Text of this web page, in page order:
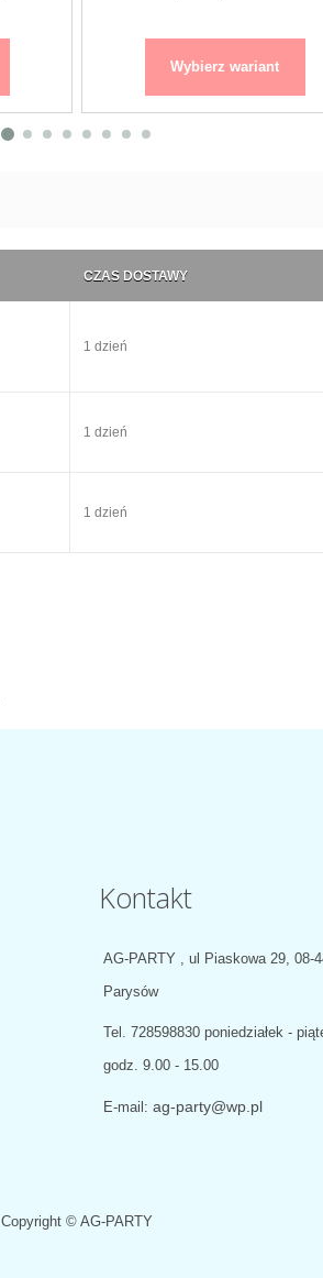
Wybierz wariant
CZAS DOSTAWY
1 dzień
1 dzień
1 dzień
Kontakt
AG-PARTY , ul Piaskowa 29, 08-
Parysów
Tel. 728598830 poniedziałek -
godz. 9.00 - 15.00
E-mail: ag-party@wp.pl
Copyright © AG-PARTY